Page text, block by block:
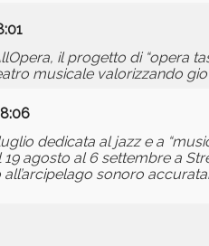
il progetto di “opera
musicale valorizzando
dedicata al jazz e a
agosto al 6 settembre a
sonoro